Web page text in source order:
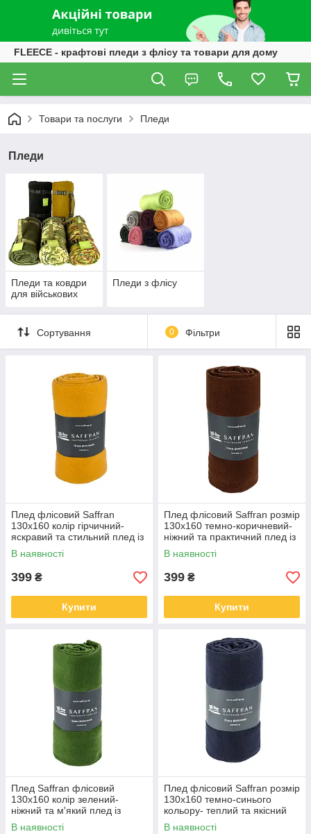
FLEECE - крафтові пледи з флісу та товари для дому
Товари та послуги Пледи
Пледи
Пледи та ковдри
для військових
Пледи з флісу
Сортування 0 Фільтри
Плед флісовий Saffran
130х160 колір гірчичний-
яскравий та стильний плед із
флісу
В наявності
399 ₴
Купити
Плед флісовий Saffran розмір
130х160 темно-коричневий-
ніжний та практичний плед із
флісу
В наявності
399 ₴
Купити
Плед Saffran флісовий
130х160 колір зелений-
ніжний та м'який плед із
флісу
В наявності
Плед флісовий Saffran розмір
130х160 темно-синього
кольору- теплий та якісний
плед із флісу
В наявності